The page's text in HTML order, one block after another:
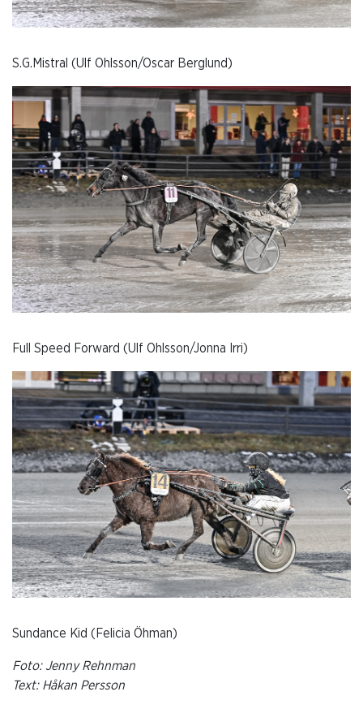
S.G.Mistral (Ulf Ohlsson/Oscar Berglund)
Full Speed Forward (Ulf Ohlsson/Jonna Irri)
Sundance Kid (Felicia Öhman)
Foto: Jenny Rehnman
Text: Håkan Persson